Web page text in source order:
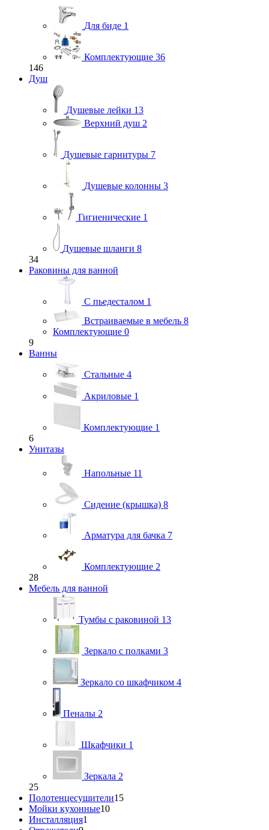
Для биде 1
Комплектующие 36
146
Душ
Душевые лейки 13
Верхний душ 2
Душевые гарнитуры 7
Душевые колонны 3
Гигиенические 1
Душевые шланги 8
34
Раковины для ванной
С пьедесталом 1
Встраиваемые в мебель 8
Комплектующие 0
9
Ванны
Стальные 4
Акриловые 1
Комплектующие 1
6
Унитазы
Напольные 11
Сидение (крышка) 8
Арматура для бачка 7
Комплектующие 2
28
Мебель для ванной
Тумбы с раковиной 13
Зеркало с полками 3
Зеркало со шкафчиком 4
Пеналы 2
Шкафчики 1
Зеркала 2
25
Полотенцесушители15
Мойки кухонные10
Инсталляция1